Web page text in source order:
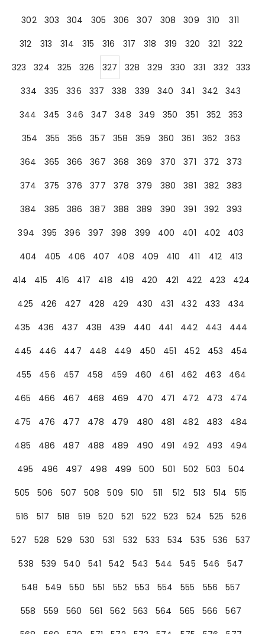
302
303 304 305 306 307 308 309 310
311
312
313 314 315 316 317 318 319 320 321
322
323
324 325 326 327 328 329 330 331 332
333
334
335 336 337 338 339 340 341 342
343
344
345 346 347 348 349 350 351 352
353
354
355 356 357 358 359 360 361 362
363
364
365 366 367 368 369 370 371 372
373
374
375 376 377 378 379 380 381 382
383
384
385 386 387 388 389 390 391 392
393
394
395 396 397 398 399 400 401 402
403
404
405 406 407 408 409 410 411 412
413
414
415 416 417 418 419 420 421 422 423
424
425
426 427 428 429 430 431 432 433
434
435
436 437 438 439 440 441 442 443
444
445
446 447 448 449 450 451 452 453
454
455
456 457 458 459 460 461 462 463
464
465
466 467 468 469 470 471 472 473
474
475
476 477 478 479 480 481 482 483
484
485
486 487 488 489 490 491 492 493
494
495
496 497 498 499 500 501 502 503
504
505
506 507 508 509 510 511 512 513 514
515
516
517 518 519 520 521 522 523 524 525
526
527
528 529 530 531 532 533 534 535 536
537
538
539 540 541 542 543 544 545 546
547
548
549 550 551 552 553 554 555 556
557
558
559 560 561 562 563 564 565 566
567